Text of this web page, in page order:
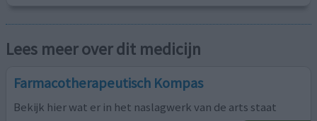
Lees meer over dit medicijn
Farmacotherapeutisch Kompas
Bekijk hier wat er in het naslagwerk van de arts staat